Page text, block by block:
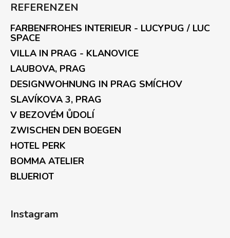
REFERENZEN
FARBENFROHES INTERIEUR - LUCYPUG / LUC
SPACE
VILLA IN PRAG - KLANOVICE
LAUBOVA, PRAG
DESIGNWOHNUNG IN PRAG SMÍCHOV
SLAVÍKOVA 3, PRAG
V BEZOVÉM ŮDOLÍ
ZWISCHEN DEN BOEGEN
HOTEL PERK
BOMMA ATELIER
BLUERIOT
Instagram